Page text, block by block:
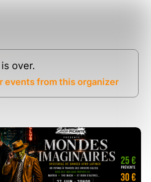
over.
events from this organizer